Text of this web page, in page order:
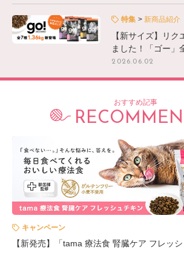
特集 新商品紹介
【新サイズ】リク
ました！「ゴー」
2026.06.02
おすすめ記事
キャンペーン
【新発売】「tama 療法食 腎臓ケア フレッシ